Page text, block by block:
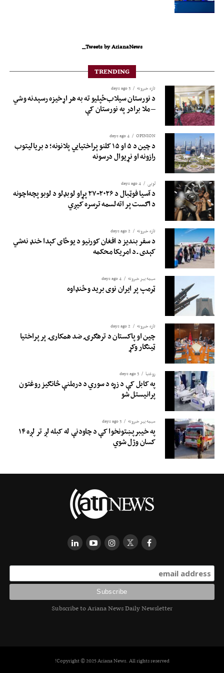
Tweets by ArianaNews_
TRENDING
تازه خبرونه 3 days ago
د نورستان سیلاب‌ځپلیو ته به هر اړخیزه رسېدنه وشي
– ملا برادر په نورستان کې
OPINION
4 days ago
د چین د ۵ او ۱۵ کلنو پراختیايي پلانونه؛ د بريالیتوب
رازونه او نړيوال درسونه
لوبی 4 days ago
د آسیا فوټبال د ۲۰۲۶-۲۷ پړاو لوبډلو د لوبو پچه‌اچونه
د اګست پر اته‌لسمه ترسره کیږي
تازه خبرونه 2 days ago
د سفر بندیز د افغان کورنیو د یوځای کېدا خنډ نه‌شي
کېدی ـ د امریکا محکمه
سیمه ییز خبرونه 4 days ago
ټرمپ پر ایران نوی برید وځنډاوه
تازه خبرونه 2 days ago
چین او پاکستان د ترهګرۍ ضد همکارۍ پر پراختیا
ټینګار وکړ
روغتيا 3 days ago
په کابل کې د زړه د سوري د درملنې څانګیز روغتون
پرانیستل شو
سیمه ییز خبرونه 3 days ago
په خیبرپښتونخوا کې د چاودنې له کبله لږ تر لږه ۱۴
کسان وژل شوي
Subscribe to Ariana News Daily Newsletter
Copyright © 2025 Ariana News. All rights reserved!